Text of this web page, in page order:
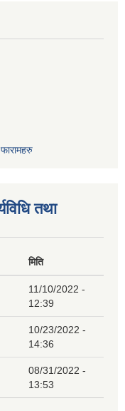
तथा
मिति
11/10/2022 -
12:39
10/23/2022 -
14:36
08/31/2022 -
13:53